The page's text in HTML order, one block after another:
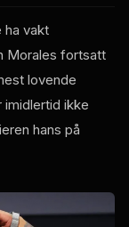
ha vakt
Morales fortsatt
lovende
imidlertid ikke
hans på